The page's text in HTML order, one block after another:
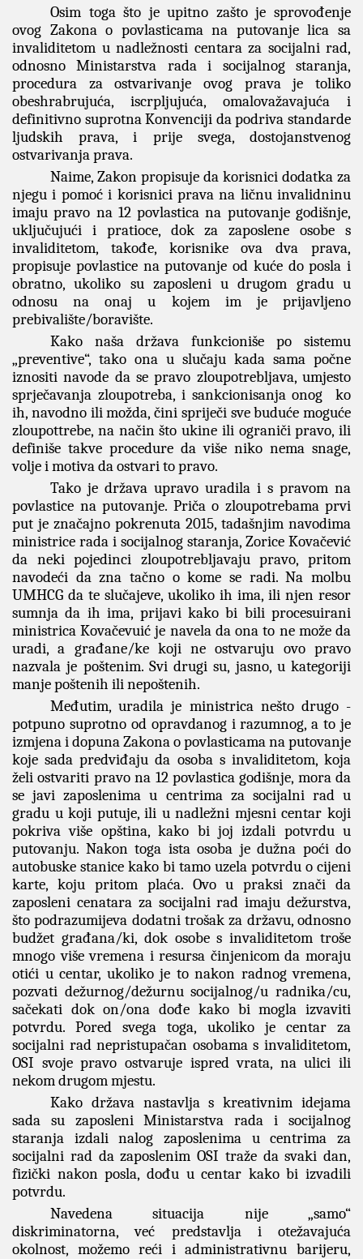
Osim toga što je upitno zašto je sprovođenje
ovog Zakona o povlasticama na putovanje lica sa
invaliditetom u nadležnosti centara za socijalni rad,
odnosno Ministarstva rada i socijalnog staranja,
procedura za ostvarivanje ovog prava je toliko
obeshrabrujuća, iscrpljujuća, omalovažavajuća i
definitivno suprotna Konvenciji da podriva standarde
ljudskih prava, i prije svega, dostojanstvenog
ostvarivanja prava.
Naime, Zakon propisuje da korisnici dodatka za
njegu i pomoć i korisnici prava na ličnu invalidninu
imaju pravo na 12 povlastica na putovanje godišnje,
uključujući i pratioce, dok za zaposlene osobe s
invaliditetom, takođe, korisnike ova dva prava,
propisuje povlastice na putovanje od kuće do posla i
obratno, ukoliko su zaposleni u drugom gradu u
odnosu na onaj u kojem im je prijavljeno
prebivalište/boravište.
Kako naša država funkcioniše po sistemu
„preventive“, tako ona u slučaju kada sama počne
iznositi navode da se pravo zloupotrebljava, umjesto
sprječavanja zloupotreba, i sankcionisanja onog ko
ih, navodno ili možda, čini spriječi sve buduće moguće
zloupottrebe, na način što ukine ili ograniči pravo, ili
definiše takve procedure da više niko nema snage,
volje i motiva da ostvari to pravo.
Tako je država upravo uradila i s pravom na
povlastice na putovanje. Priča o zloupotrebama prvi
put je značajno pokrenuta 2015, tadašnjim navodima
ministrice rada i socijalnog staranja, Zorice Kovačević
da neki pojedinci zloupotrebljavaju pravo, pritom
navodeći da zna tačno o kome se radi. Na molbu
UMHCG da te slučajeve, ukoliko ih ima, ili njen resor
sumnja da ih ima, prijavi kako bi bili procesuirani
ministrica Kovačevuić je navela da ona to ne može da
uradi, a građane/ke koji ne ostvaruju ovo pravo
nazvala je poštenim. Svi drugi su, jasno, u kategoriji
manje poštenih ili nepoštenih.
Međutim, uradila je ministrica nešto drugo -
potpuno suprotno od opravdanog i razumnog, a to je
izmjena i dopuna Zakona o povlasticama na putovanje
koje sada predviđaju da osoba s invaliditetom, koja
želi ostvariti pravo na 12 povlastica godišnje, mora da
se javi zaposlenima u centrima za socijalni rad u
gradu u koji putuje, ili u nadležni mjesni centar koji
pokriva više opština, kako bi joj izdali potvrdu u
putovanju. Nakon toga ista osoba je dužna poći do
autobuske stanice kako bi tamo uzela potvrdu o cijeni
karte, koju pritom plaća. Ovo u praksi znači da
zaposleni cenatara za socijalni rad imaju dežurstva,
što podrazumijeva dodatni trošak za državu, odnosno
budžet građana/ki, dok osobe s invaliditetom troše
mnogo više vremena i resursa činjenicom da moraju
otići u centar, ukoliko je to nakon radnog vremena,
pozvati dežurnog/dežurnu socijalnog/u radnika/cu,
sačekati dok on/ona dođe kako bi mogla izvaviti
potvrdu. Pored svega toga, ukoliko je centar za
socijalni rad nepristupačan osobama s invaliditetom,
OSI svoje pravo ostvaruje ispred vrata, na ulici ili
nekom drugom mjestu.
Kako država nastavlja s kreativnim idejama
sada su zaposleni Ministarstva rada i socijalnog
staranja izdali nalog zaposlenima u centrima za
socijalni rad da zaposlenim OSI traže da svaki dan,
fizički nakon posla, dođu u centar kako bi izvadili
potvrdu.
Navedena situacija nije „samo“
diskriminatorna, već predstavlja i otežavajuća
okolnost, možemo reći i administrativnu barijeru,